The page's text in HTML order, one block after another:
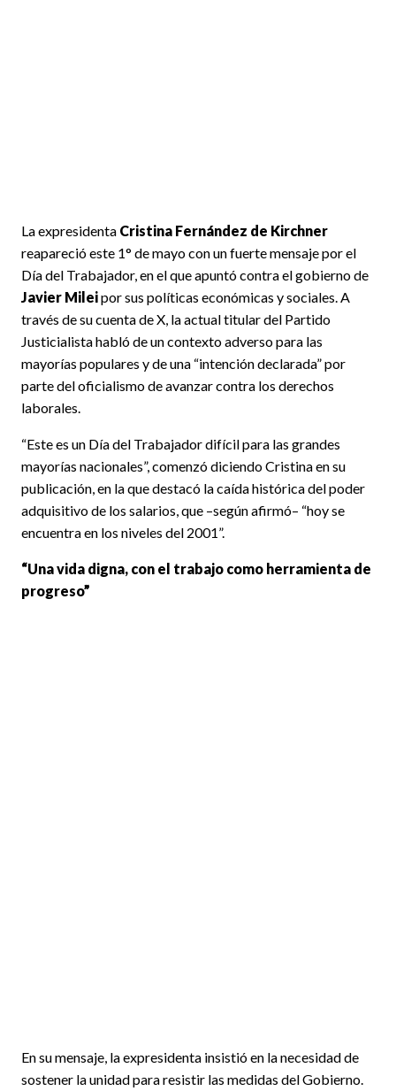
La expresidenta Cristina Fernández de Kirchner
reapareció este 1° de mayo con un fuerte mensaje por el
Día del Trabajador, en el que apuntó contra el gobierno de
Javier Mileipor sus políticas económicas y sociales. A
través de su cuenta de X, la actual titular del Partido
Justicialista habló de un contexto adverso para las
mayorías populares y de una “intención declarada” por
parte del oficialismo de avanzar contra los derechos
laborales.
“Este es un Día del Trabajador difícil para las grandes
mayorías nacionales”, comenzó diciendo Cristina en su
publicación, en la que destacó la caída histórica del poder
adquisitivo de los salarios, que –según afirmó– “hoy se
encuentra en los niveles del 2001”.
“Una vida digna, con el trabajo como herramienta de
progreso”
En su mensaje, la expresidenta insistió en la necesidad de
sostener la unidad para resistir las medidas del Gobierno.